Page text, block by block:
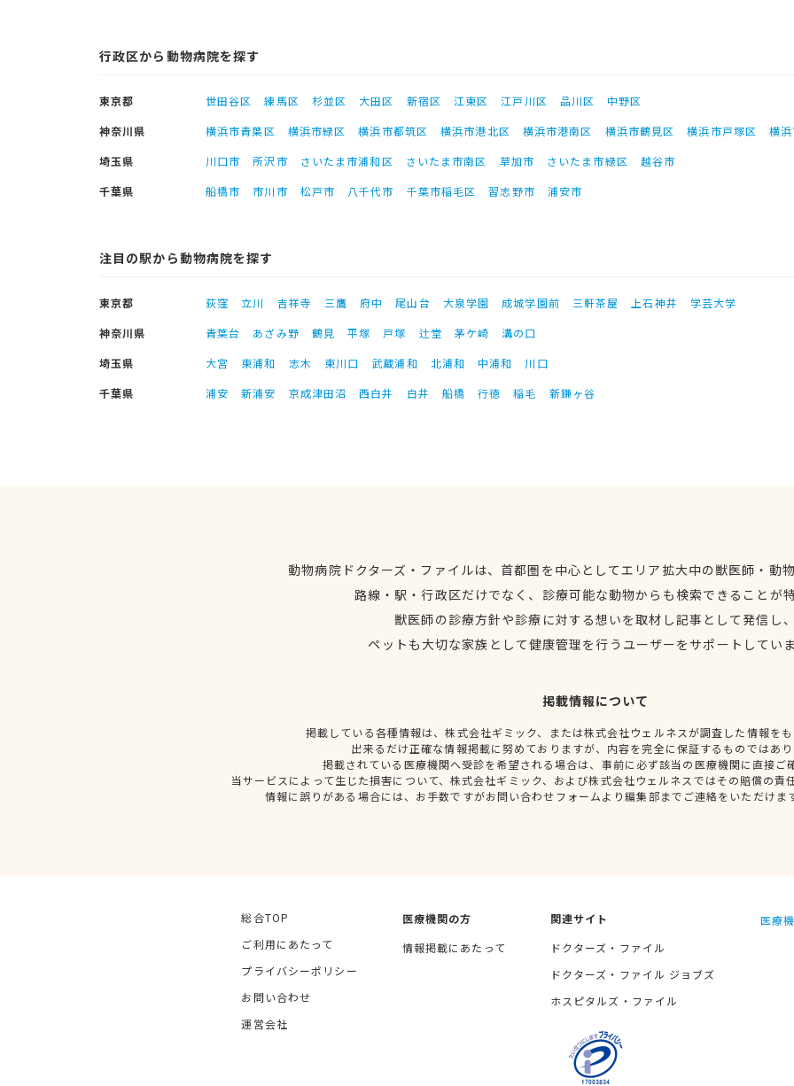
行政区から動物病院を探す
東京都 世田谷区 練馬区 杉並区 大田区 新宿区 江東区 江戸川区 品川区
中野区
神奈川県
横浜市青葉区 横浜市緑区 横浜市都筑区 横浜市港北区 横浜市港南区 横浜市鶴見区 横浜市戸塚区
横
埼玉県
川口市 所沢市 さいたま市浦和区 さいたま市南区 草加市 さいたま市緑区
越谷市
千葉県
船橋市 市川市 松戸市 八千代市 千葉市稲毛区 習志野市 浦安市
注目の駅から動物病院を探す
東京都 荻窪 立川 吉祥寺 三鷹 府中 尾山台 大泉学園 成城学園前 三軒茶屋 上石神井
学芸大学
神奈川県
青葉台 あざみ野 鶴見 平塚 戸塚 辻堂 茅ケ崎
溝の口
埼玉県
大宮 東浦和 志木 東川口 武蔵浦和 北浦和 中浦和
川口
千葉県
浦安 新浦安 京成津田沼 西白井 白井 船橋 行徳 稲毛 新鎌ヶ谷
動物病院ドクターズ・ファイルは、首都圏を中心としてエリア拡大中の獣医師・動
路線・駅・行政区だけでなく、診療可能な動物からも検索できることが
獣医師の診療方針や診療に対する想いを取材し記事として発信し
ペットも大切な家族として健康管理を行うユーザーをサポートしてい
掲載情報について
掲載している各種情報は、株式会社ギミック、または株式会社ウェルネスが調査した情報を
出来るだけ正確な情報掲載に努めておりますが、内容を完全に保証するものではあ
掲載されている医療機関へ受診を希望される場合は、事前に必ず該当の医療機関に直接ご
当サービスによって生じた損害について、株式会社ギミック、および株式会社ウェルネスではその賠償の責
情報に誤りがある場合には、お手数ですがお問い合わせフォームより編集部までご連絡をいただけま
総合TOP
ご利用にあたって
プライバシーポリシー
お問い合わせ
運営会社
医療機関の方
情報掲載にあたって
関連サイト
ドクターズ・ファイル
ドクターズ・ファイル ジョブズ
ホスピタルズ・ファイル
医療